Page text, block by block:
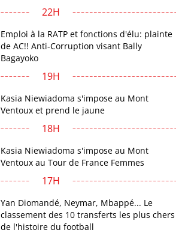
22H
Emploi à la RATP et fonctions d'élu: plainte
de AC!! Anti-Corruption visant Bally
Bagayoko
19H
Kasia Niewiadoma s'impose au Mont
Ventoux et prend le jaune
18H
Kasia Niewiadoma s'impose au Mont
Ventoux au Tour de France Femmes
17H
Yan Diomandé, Neymar, Mbappé... Le
classement des 10 transferts les plus chers
de l'histoire du football